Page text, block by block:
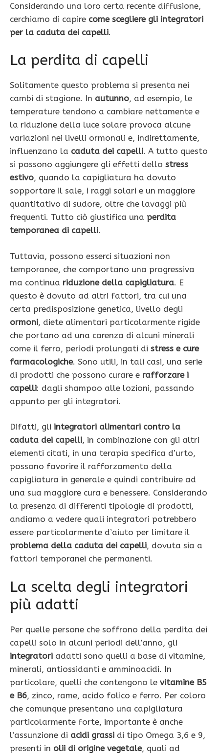
Considerando una loro certa recente diffusione,
cerchiamo di capire come scegliere gli integratori
per la caduta dei capelli.
La perdita di capelli
Solitamente questo problema si presenta nei
cambi di stagione. In autunno, ad esempio, le
temperature tendono a cambiare nettamente e
la riduzione della luce solare provoca alcune
variazioni nei livelli ormonali e, indirettamente,
influenzano la caduta dei capelli. A tutto questo
si possono aggiungere gli effetti dello stress
estivo, quando la capigliatura ha dovuto
sopportare il sale, i raggi solari e un maggiore
quantitativo di sudore, oltre che lavaggi più
frequenti. Tutto ciò giustifica una perdita
temporanea di capelli.
Tuttavia, possono esserci situazioni non
temporanee, che comportano una progressiva
ma continua riduzione della capigliatura. E
questo è dovuto ad altri fattori, tra cui una
certa predisposizione genetica, livello degli
ormoni, diete alimentari particolarmente rigide
che portano ad una carenza di alcuni minerali
come il ferro, periodi prolungati di stress e cure
farmacologiche. Sono utili, in tali casi, una serie
di prodotti che possono curare e rafforzare i
capelli: dagli shampoo alle lozioni, passando
appunto per gli integratori.
Difatti, gli integratori alimentari contro la
caduta dei capelli, in combinazione con gli altri
elementi citati, in una terapia specifica d’urto,
possono favorire il rafforzamento della
capigliatura in generale e quindi contribuire ad
una sua maggiore cura e benessere. Considerando
la presenza di differenti tipologie di prodotti,
andiamo a vedere quali integratori potrebbero
essere particolarmente d’aiuto per limitare il
problema della caduta dei capelli, dovuta sia a
fattori temporanei che permanenti.
La scelta degli integratori
più adatti
Per quelle persone che soffrono della perdita dei
capelli solo in alcuni periodi dell’anno, gli
integratori adatti sono quelli a base di vitamine,
minerali, antiossidanti e amminoacidi. In
particolare, quelli che contengono le vitamine B5
e B6, zinco, rame, acido folico e ferro. Per coloro
che comunque presentano una capigliatura
particolarmente forte, importante è anche
l’assunzione di acidi grassi di tipo Omega 3,6 e 9,
presenti in olii di origine vegetale, quali ad